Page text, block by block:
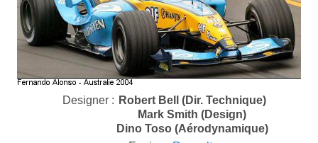
Designer : Robert Bell (Dir. Technique)
Mark Smith (Design)
Dino Toso (Aérodynamique)